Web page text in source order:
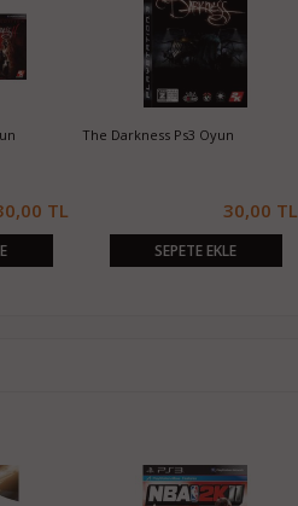
TL
The Darkness Ps3 Oyun
30,00 TL
SEPETE EKLE